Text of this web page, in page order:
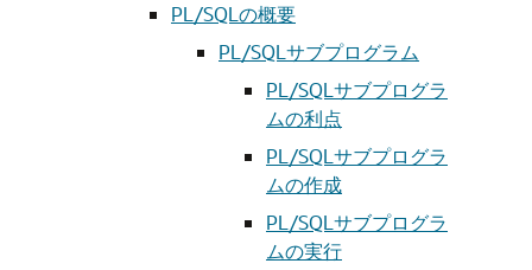
PL/SQLの概要
PL/SQLサブプログラム
PL/SQLサブプログラ
ムの利点
PL/SQLサブプログラ
ムの作成
PL/SQLサブプログラ
ムの実行